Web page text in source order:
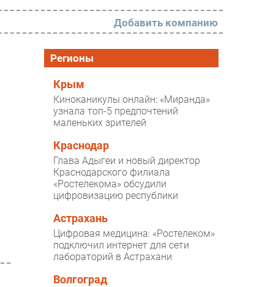
РАЗДЕЛЫ
Новости
Аналитика
Интервью
Мероприятия
Проекты
IT класс
Каталог компаний
Добавить компанию
Регионы
Крым
Киноканикулы онлайн: «Миранда»
узнала топ-5 предпочтений
маленьких зрителей
Краснодар
Глава Адыгеи и новый директор
Краснодарского филиала
«Ростелекома» обсудили
цифровизацию республики
Астрахань
Цифровая медицина: «Ростелеком»
подключил интернет для сети
лабораторий в Астрахани
Волгоград